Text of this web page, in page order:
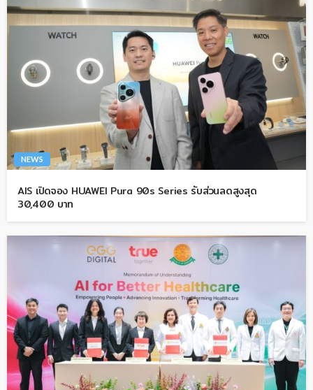
NEWS
AIS เปิดจอง HUAWEI Pura 90s Series รับส่วนลดสูงสุด
30,400 บาท